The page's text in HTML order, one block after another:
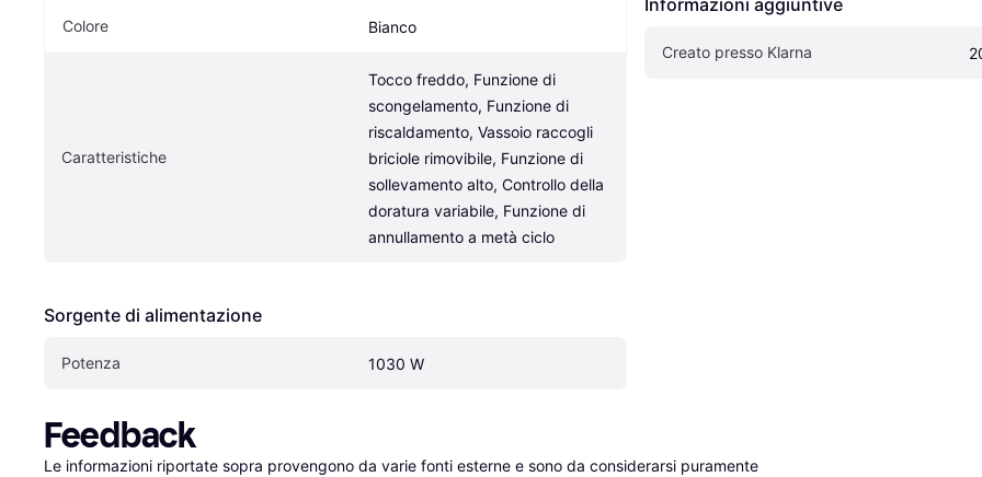
Colore Bianco
Caratteristiche
Tocco freddo, Funzione di
scongelamento, Funzione di
riscaldamento, Vassoio raccogli
briciole rimovibile, Funzione di
sollevamento alto, Controllo della
doratura variabile, Funzione di
annullamento a metà ciclo
Sorgente di alimentazione
Potenza 1030 W
Informazioni aggiuntive
Creato presso Klarna
Feedback
Le informazioni riportate sopra provengono da varie fonti esterne e sono da considerarsi puramente